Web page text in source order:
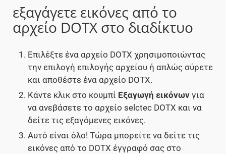
εξαγάγετε εικόνες από το
αρχείο DOTX στο διαδίκτυο
Επιλέξτε ένα αρχείο DOTX χρησιμοποιώντας
την επιλογή επιλογής αρχείου ή απλώς σύρετε
και αποθέστε ένα αρχείο DOTX.
Κάντε κλικ στο κουμπί Εξαγωγή εικόνων για
να ανεβάσετε το αρχείο selctec DOTX και να
δείτε τις εξαγόμενες εικόνες.
Αυτό είναι όλο! Τώρα μπορείτε να δείτε τις
εικόνες από το DOTX έγγραφό σας στο